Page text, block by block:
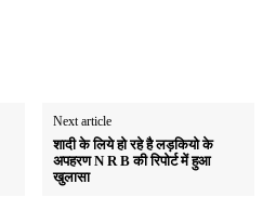
Next article
शादी के लिये हो रहे है लड़कियो के
अपहरण N R B की रिपोर्ट में हुआ
खुलासा